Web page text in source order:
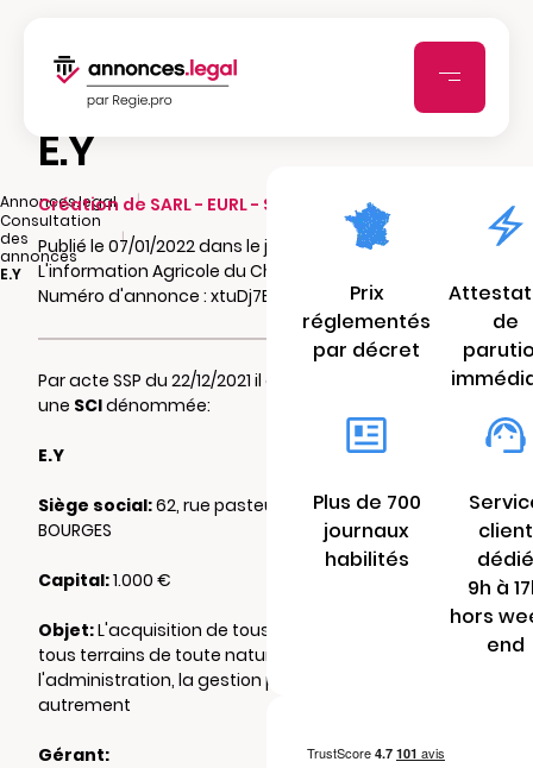
Annonces.legal
|
Consultation
des
annonces
|
E.Y
E.Y
Création de SARL - EURL - SCI - SCA - SCCV
Publié le 07/01/2022 dans le journal
L'information Agricole du Cher
Numéro d'annonce : xtuDj7E5w8cuD
Par acte SSP du 22/12/2021 il a été constitué
une SCIdénommée:
E.Y
Siège social:62, rue pasteur john bost 18000
BOURGES
Capital:1.000 €
Objet:L'acquisition de tous immeubles, de
tous terrains de toute nature, la propriété,
l'administration, la gestion par bail ou
autrement
Gérant:
Prix
réglementés
par décret
de
Plus de 700
journaux
habilités
client
dédié
9h à
hors
end